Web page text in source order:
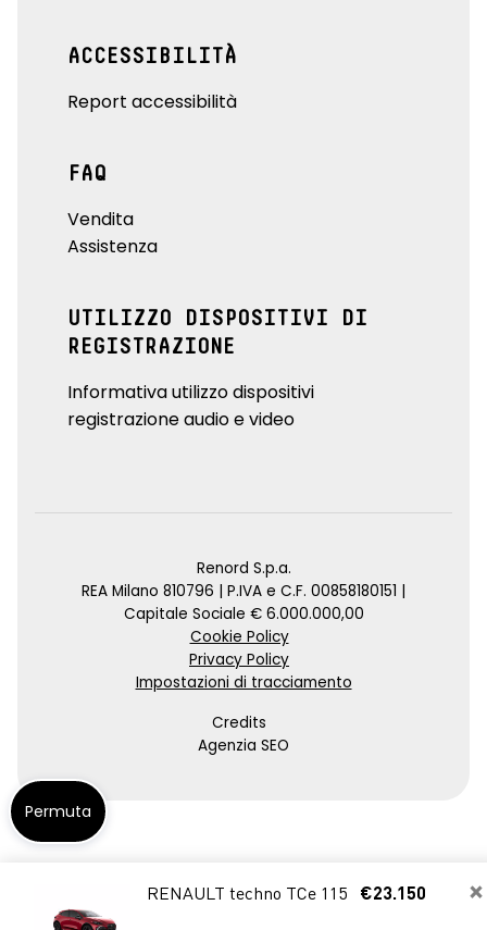
×
RENAULT techno TCe 115 €23.150
ACCESSIBILITÀ
Report accessibilità
FAQ
Vendita
Assistenza
UTILIZZO DISPOSITIVI DI
REGISTRAZIONE
Informativa utilizzo dispositivi
registrazione audio e video
Renord S.p.a.
REA Milano 810796 | P.IVA e C.F. 00858180151 |
Capitale Sociale € 6.000.000,00
Cookie Policy
Privacy Policy
Impostazioni di tracciamento
Credits
Agenzia SEO
Permuta